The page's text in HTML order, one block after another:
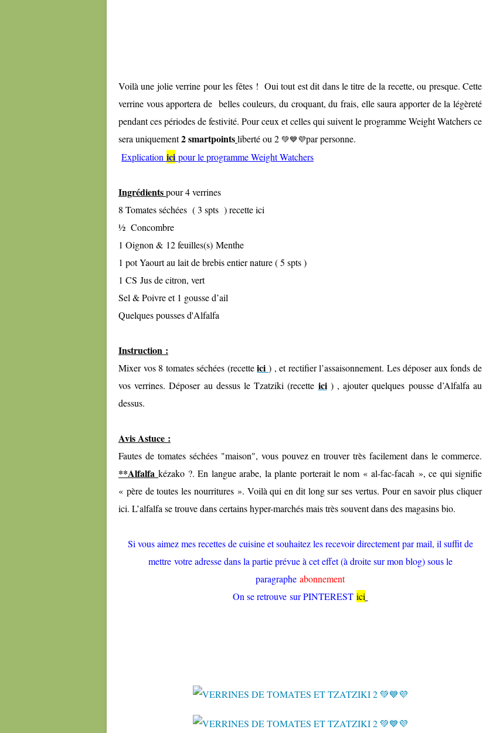
Voilà une jolie verrine pour les fêtes ! Oui tout est dit dans le titre de la recette, ou presque. Cette
verrine vous apportera de belles couleurs, du croquant, du frais, elle saura apporter de la légèreté
pendant ces périodes de festivité. Pour ceux et celles qui suivent le programme Weight Watchers ce
sera uniquement2 smartpointsliberté ou 2 💚💙💜par personne.
Explication ici pour le programme Weight Watchers
Ingrédientspour 4 verrines
8 Tomates séchées ( 3 spts ) recette ici
½ Concombre
1 Oignon & 12 feuilles(s) Menthe
1 pot Yaourt au lait de brebis entier nature ( 5 spts )
1 CS Jus de citron, vert
Sel & Poivre et 1 gousse d’ail
Quelques pousses d'Alfalfa
Instruction :
Mixer vos 8 tomates séchées (recetteici ) , et rectifier l’assaisonnement. Les déposer aux fonds de
vos verrines. Déposer au dessus le Tzatziki (recette ici) , ajouter quelques pousse d’Alfalfa au
dessus.
Avis Astuce :
Fautes de tomates séchées "maison", vous pouvez en trouver très facilement dans le commerce.
**Alfalfakézako ?. En langue arabe, la plante porterait le nom « al-fac-facah », ce qui signifie
« père de toutes les nourritures ». Voilà qui en dit long sur ses vertus. Pour en savoir plus cliquer
ici. L’alfalfa se trouve dans certains hyper-marchés mais très souvent dans des magasins bio.
Si vous aimez mes recettes de cuisine et souhaitez les recevoir directement par mail, il suffit de
mettre votre adresse dans la partie prévue à cet effet (à droite sur mon blog) sous le
paragraphe abonnement
On se retrouve sur PINTEREST ici